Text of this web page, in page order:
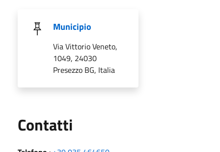
Municipio
Via Vittorio Veneto,
1049, 24030
Presezzo BG, Italia
Contatti